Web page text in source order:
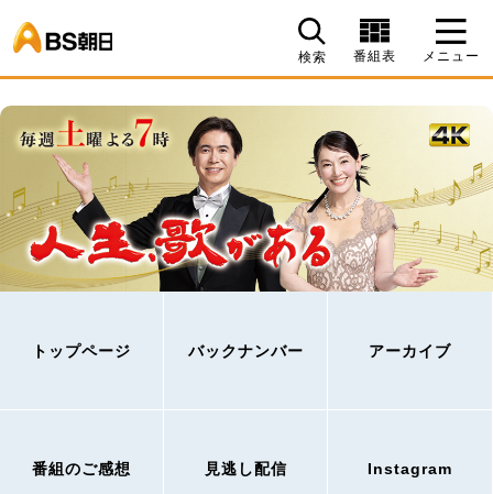
検索 番組表 メニュー
トップページ バックナンバー アーカイブ
番組のご感想 見逃し配信 Instagram